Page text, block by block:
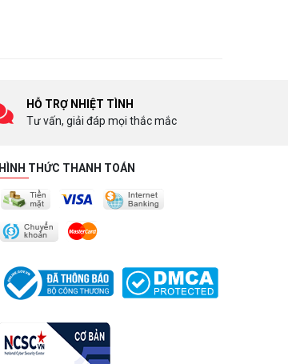
HỖ TRỢ NHIỆT TÌNH
Tư vấn, giải đáp mọi thắc mắc
HÌNH THỨC THANH TOÁN